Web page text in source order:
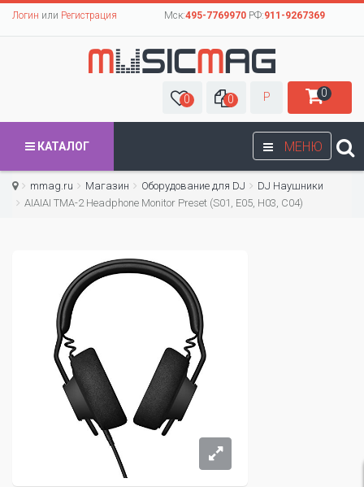
Логин или Регистрация Мск:495-7769970РФ:911-9267369
0 0 Р 0
МЕНЮ
КАТАЛОГ
mmag.ru Магазин Оборудование для DJ
DJ Наушники
AIAIAI TMA-2 Headphone Monitor Preset (S01, E05, H03, C04)